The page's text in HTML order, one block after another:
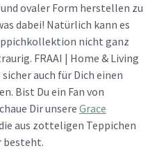
ovaler Form herstellen zu
dabei! Natürlich kann es
nicht ganz
FRAAI | Home & Living
auch für Dich einen
Bist Du ein Fan von
Dir unsere Grace
aus zotteligen Teppichen
besteht.